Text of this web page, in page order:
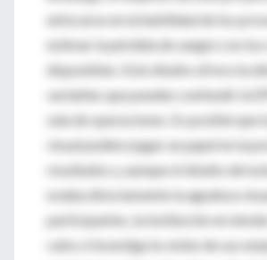
enfocarse en la habilidad de los
estimar la pérdida de sangre con los
disponibles. Este diseño ofrece la
variables que pueden confundir la
sala de operaciones. Es posible que
visual pudiera jugar un papel en la
resultados y, aunque el diseño del
evalúa directamente la agudeza
participantes, la institución en donde
cabo sí investiga la visión de sus